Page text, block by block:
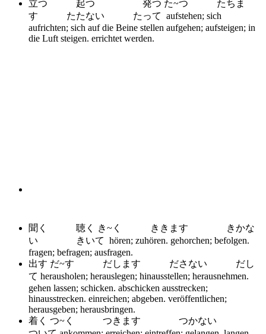
立つ 起つ 発つ た~つ たちま
す たたない たって aufstehen; sich
aufrichten; sich auf die Beine stellen aufgehen; aufsteigen; in
die Luft steigen. errichtet werden.
聞く 聴く き~く ききます きかな
い きいて hören; zuhören. gehorchen; befolgen.
fragen; befragen; ausfragen.
出す だ~す だします ださない だし
て herausholen; herauslegen; hinausstellen; herausnehmen.
gehen lassen; schicken. abschicken ausstrecken;
hinausstrecken. einreichen; abgeben. veröffentlichen;
herausgeben; herausbringen.
着く つ~く つきます つかない